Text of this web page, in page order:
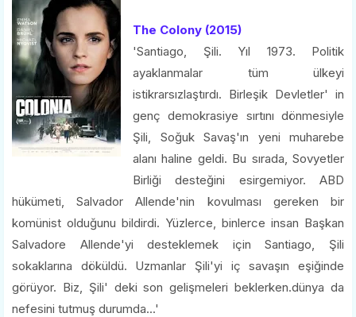
The Colony (2015)
'Santiago, Şili. Yıl 1973. Politik
ayaklanmalar tüm ülkeyi
istikrarsızlaştırdı. Birleşik Devletler' in
genç demokrasiye sırtını dönmesiyle
Şili, Soğuk Savaş'ın yeni muharebe
alanı haline geldi. Bu sırada, Sovyetler
Birliği desteğini esirgemiyor. ABD
hükümeti, Salvador Allende'nin kovulması gereken bir
komünist olduğunu bildirdi. Yüzlerce, binlerce insan Başkan
Salvadore Allende'yi desteklemek için Santiago, Şili
sokaklarına döküldü. Uzmanlar Şili'yi iç savaşın eşiğinde
görüyor. Biz, Şili' deki son gelişmeleri beklerken.dünya da
nefesini tutmuş durumda...'